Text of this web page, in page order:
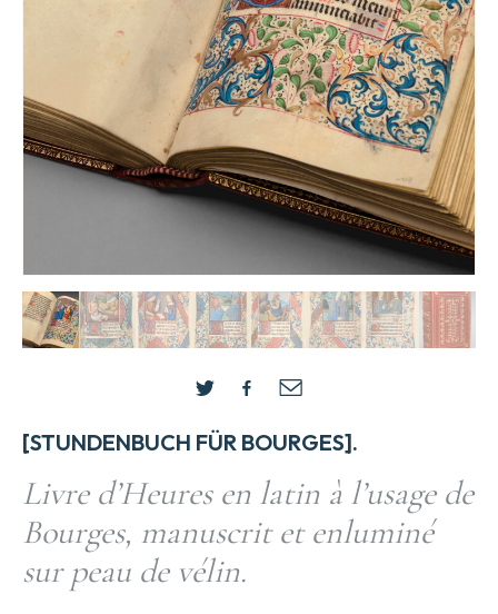
[STUNDENBUCH FÜR BOURGES].
Livre d’Heures en latin à l’usage de
Bourges, manuscrit et enluminé
sur peau de vélin.